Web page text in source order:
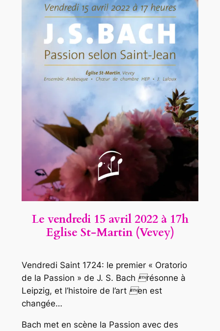
Le vendredi 15 avril2022 à17h
Eglise St-Martin (Vevey)
Vendredi Saint 1724: le premier « Oratorio
de la Passion » de J. S. Bach résonne à
Leipzig, et l’histoire de l’art en est
changée…
Bach met en scène la Passion avec des